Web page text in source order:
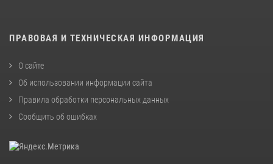
ПРАВОВАЯ И ТЕХНИЧЕСКАЯ ИНФОРМАЦИЯ
О сайте
Об использовании информации сайта
Правила обработки персональных данных
Сообщить об ошибках